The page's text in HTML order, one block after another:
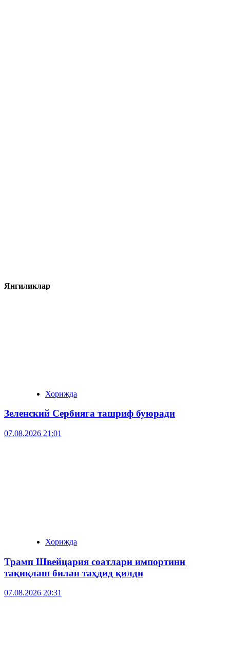
Янгиликлар
Хорижда
Зеленский Сербияга ташриф буюради
07.08.2026 21:01
Хорижда
Трамп Швейцария соатлари импортини
тақиқлаш билан таҳдид қилди
07.08.2026 20:31